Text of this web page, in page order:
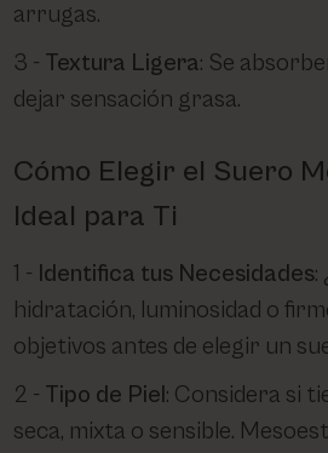
arrugas.
Textura Ligera: Se
dejar sensación grasa.
Cómo Elegir el Suero
Ideal para Ti
Identifica tus Necesidades:
hidratación, luminosidad o
objetivos antes de elegir un
Tipo de Piel: Considera si
seca, mixta o sensible.